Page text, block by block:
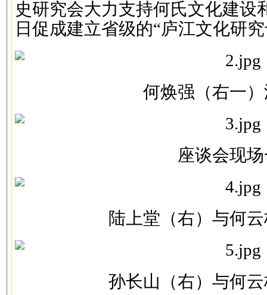
史研究会大力支持何氏文化建设
日促成建立省级的“庐江文化研
何焕强（右一
座谈会现
陆上堂（右）与何
孙长山（右）与何